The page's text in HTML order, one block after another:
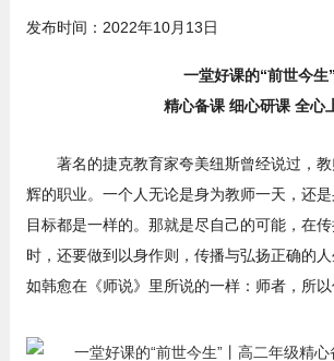
发布时间：2022年10月13日
一堂好课的“前世今生”
精心备课 细心研课 全心
著名的捷克教育家夸美纽斯曾经说过，
辉的职业。一个人无论是身为教师一天，还
目标都是一样的。那就是尽自己的可能，在
时，还要做到以身作则，传播与弘扬正确的
如韩愈在《师说》里所说的一样：师者，所以